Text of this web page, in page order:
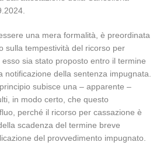
una mera formalità, è preordinata
sulla tempestività del ricorso per
sia stato proposto entro il termine
notificazione della sentenza impugnata.
subisce una – apparente –
in modo certo, che questo
perché il ricorso per cassazione è
scadenza del termine breve
del provvedimento impugnato.